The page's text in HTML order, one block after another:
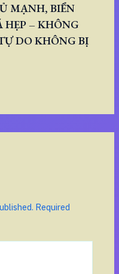
MẠNH, BIỂN
– KHÔNG
DO KHÔNG BỊ
Required